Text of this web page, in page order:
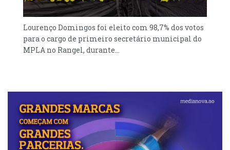
Lourenço Domingos foi eleito com 98,7% dos votos
para o cargo de primeiro secretário municipal do
MPLA no Rangel, durante...